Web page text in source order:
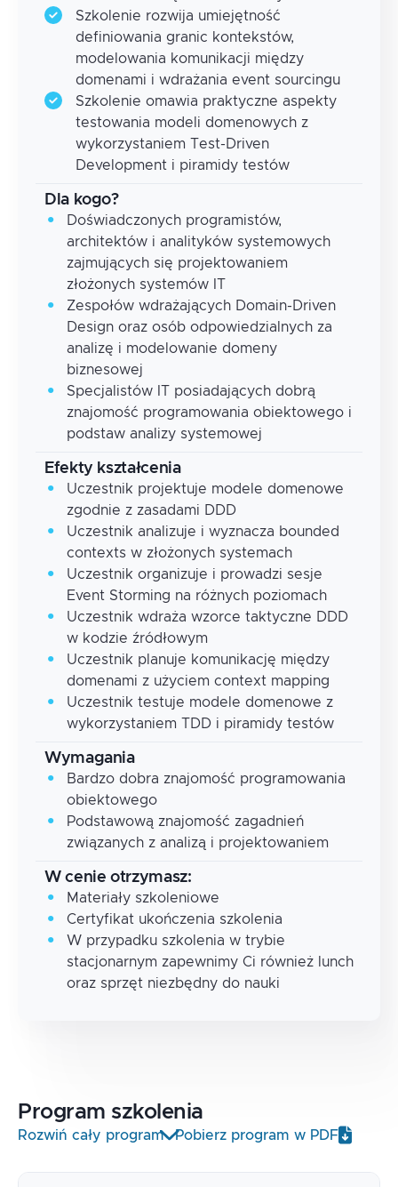
Szkolenie rozwija umiejętność
definiowania granic kontekstów,
modelowania komunikacji między
domenami i wdrażania event sourcingu
Szkolenie omawia praktyczne aspekty
testowania modeli domenowych z
wykorzystaniem Test-Driven
Development i piramidy testów
Dla kogo?
Doświadczonych programistów,
architektów i analityków systemowych
zajmujących się projektowaniem
złożonych systemów IT
Zespołów wdrażających Domain-Driven
Design oraz osób odpowiedzialnych za
analizę i modelowanie domeny
biznesowej
Specjalistów IT posiadających dobrą
znajomość programowania obiektowego i
podstaw analizy systemowej
Efekty kształcenia
Uczestnik projektuje modele domenowe
zgodnie z zasadami DDD
Uczestnik analizuje i wyznacza bounded
contexts w złożonych systemach
Uczestnik organizuje i prowadzi sesje
Event Storming na różnych poziomach
Uczestnik wdraża wzorce taktyczne DDD
w kodzie źródłowym
Uczestnik planuje komunikację między
domenami z użyciem context mapping
Uczestnik testuje modele domenowe z
wykorzystaniem TDD i piramidy testów
Wymagania
Bardzo dobra znajomość programowania
obiektowego
Podstawową znajomość zagadnień
związanych z analizą i projektowaniem
W cenie otrzymasz:
Materiały szkoleniowe
Certyfikat ukończenia szkolenia
W przypadku szkolenia w trybie
stacjonarnym zapewnimy Ci również lunch
oraz sprzęt niezbędny do nauki
Program szkolenia
Rozwiń cały program Pobierz program w PDF